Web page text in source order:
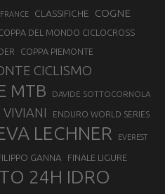
CLASSIFICHE COGNE
DEL MONDO CICLOCROSS
COPPA PIEMONTE
CICLISMO
MTB DAVIDE SOTTOCORNOLA
VIVIANI ENDURO WORLD SERIES
LECHNER EVEREST
GANNA FINALE LIGURE
24H IDRO